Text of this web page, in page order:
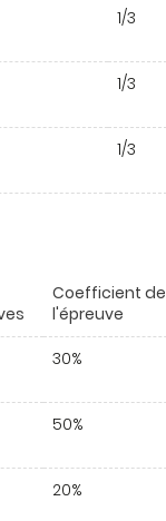
1/3
1/3
1/3
Coefficient de
l'épreuve
30%
50%
20%